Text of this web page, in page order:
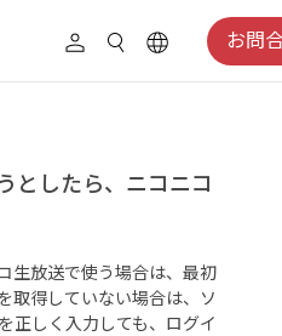
お問
としたら、ニコニコ
生放送で使う場合は、最初
取得していない場合は、ソ
正しく入力しても、ログイ